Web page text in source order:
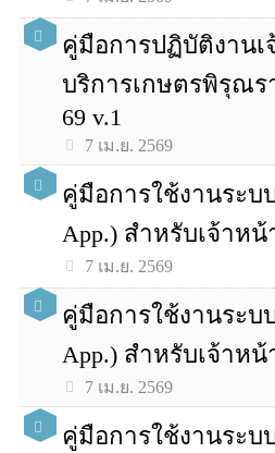
คู่มือการปฏิบัติงาน
บริการเกษตรพิรุณร
69 v.1
7 เม.ย. 2569
คู่มือการใช้งานระบ
App.) สำหรับเจ้าห
7 เม.ย. 2569
คู่มือการใช้งานระบ
App.) สำหรับเจ้าห
7 เม.ย. 2569
คู่มือการใช้งานระบ